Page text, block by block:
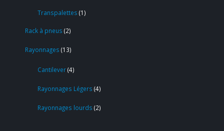
Transpalettes 1
Rack à pneus 2
Rayonnages 13
Cantilever 4
Rayonnages Légers 4
Rayonnages lourds 2